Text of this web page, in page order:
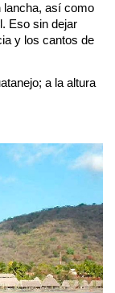
lancha, así como
Eso sin dejar
y los cantos de
a la altura